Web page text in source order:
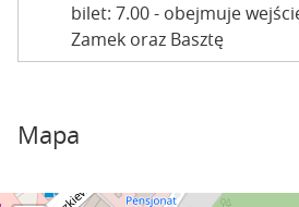
bilet: 7.00 - obejmuje
Zamek oraz Basztę
Mapa